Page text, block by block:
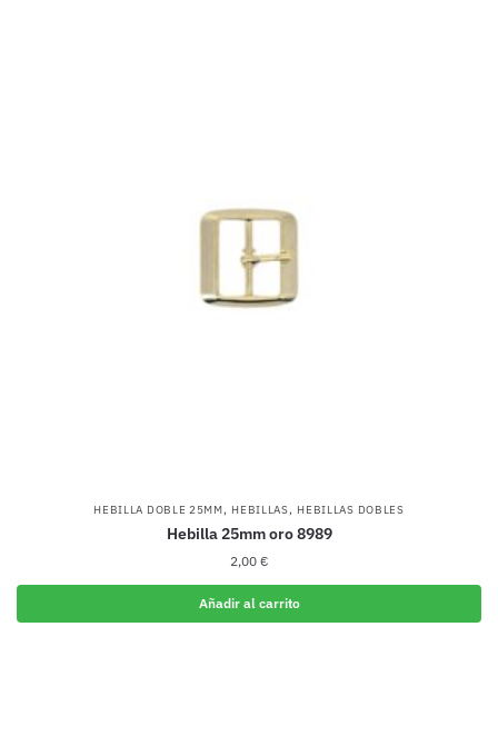
HEBILLA DOBLE 25MM, HEBILLAS, HEBILLAS DOBLES
Hebilla 25mm oro 8989
2,00 €
Añadir al carrito